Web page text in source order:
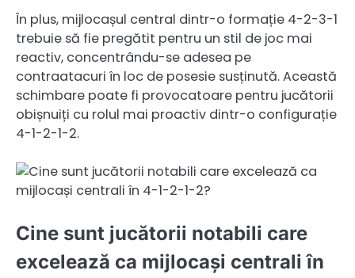
În plus, mijlocașul central dintr-o formație 4-2-3-1
trebuie să fie pregătit pentru un stil de joc mai
reactiv, concentrându-se adesea pe
contraatacuri în loc de posesie susținută. Această
schimbare poate fi provocatoare pentru jucătorii
obișnuiți cu rolul mai proactiv dintr-o configurație
4-1-2-1-2.
Cine sunt jucătorii notabili care
excelează ca mijlocași centrali în